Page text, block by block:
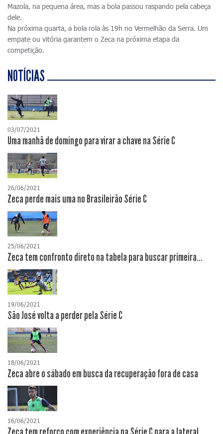
Mazola, na pequena área, mas a bola passou raspando pela cabeça
dele.
Na próxima quarta, a bola rola às 19h no Vermelhão da Serra. Um
empate ou vitória garantem o Zeca na próxima etapa da
competição.
NOTÍCIAS
03/07/2021
Uma manhã de domingo para virar a chave na Série C
26/06/2021
Zeca perde mais uma no Brasileirão Série C
25/06/2021
Zeca tem confronto direto na tabela para buscar primeira...
19/06/2021
São José volta a perder pela Série C
18/06/2021
Zeca abre o sábado em busca da recuperação fora de casa
16/06/2021